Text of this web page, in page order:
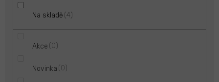
Na skladě 4
Akce 0
Novinka 0